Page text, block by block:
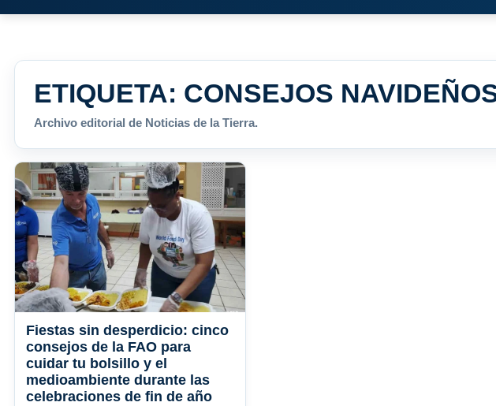
ETIQUETA: CONSEJOS
Archivo editorial de Noticias de la Tierra.
Fiestas sin desperdicio: cinco
consejos de la FAO para
cuidar tu bolsillo y el
medioambiente durante las
celebraciones de fin de año